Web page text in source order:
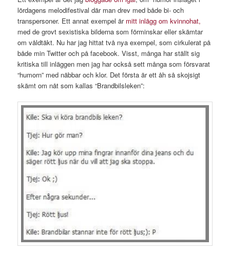
lördagens melodifestival där man drev med både bi- och
transpersoner. Ett annat exempel är mitt inlägg om kvinnohat,
med de grovt sexistiska bilderna som förminskar eller skämtar
om våldtäkt. Nu har jag hittat två nya exempel, som cirkulerat på
både min Twitter och på facebook. Visst, många har ställt sig
kritiska till inläggen men jag har också sett många som försvarat
“humorn” med näbbar och klor. Det första är ett åh så skojsigt
skämt om nåt som kallas “Brandbilsleken”: